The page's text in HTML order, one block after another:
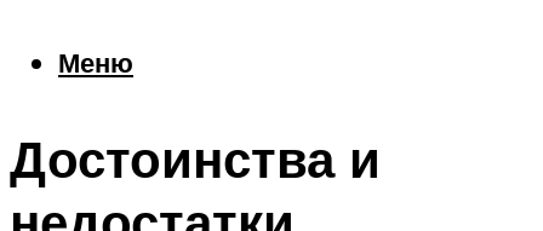
Меню
Достоинства и